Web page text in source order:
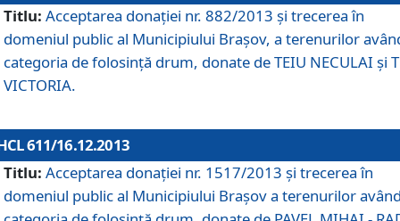
Titlu: Acceptarea donaţiei nr. 882/2013 şi trecerea în
domeniul public al Municipiului Braşov, a terenurilor
categoria de folosinţă drum, donate de TEIU NECULAI şi
VICTORIA.
611/16.12.2013
Titlu: Acceptarea donaţiei nr. 1517/2013 şi trecerea în
domeniul public al Municipiului Braşov a terenurilor